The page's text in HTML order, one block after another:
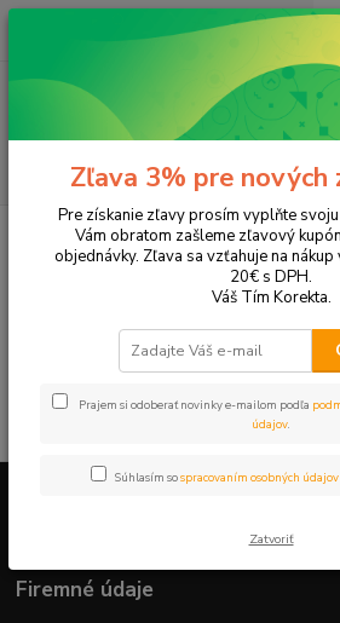
Tonery a náplne do tlačiarní Hewlett
OfficeJet Pro 8740
OfficeJet Pro 8740
V tejto kategórii nebol nájdený žiadny
Firemné údaje a informácie
Firemné údaje
Zľava 3% pre nových
Pre získanie zľavy prosím vyplňte
Vám obratom zašleme zľavový
objednávky. Zľava sa vzťahuje na
20€ s DPH.
Váš Tím Korekta.
Prajem si odoberať novinky e-mailom podľa
údajov.
Súhlasím sospracovaním osobných údajov
Zatvoriť